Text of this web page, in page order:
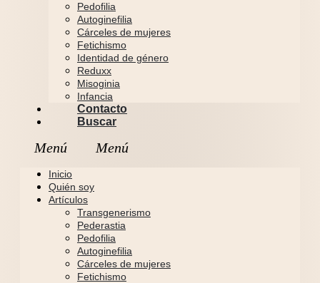
Pedofilia
Autoginefilia
Cárceles de mujeres
Fetichismo
Identidad de género
Reduxx
Misoginia
Infancia
Contacto
Buscar
Inicio
Quién soy
Artículos
Transgenerismo
Pederastia
Pedofilia
Autoginefilia
Cárceles de mujeres
Fetichismo